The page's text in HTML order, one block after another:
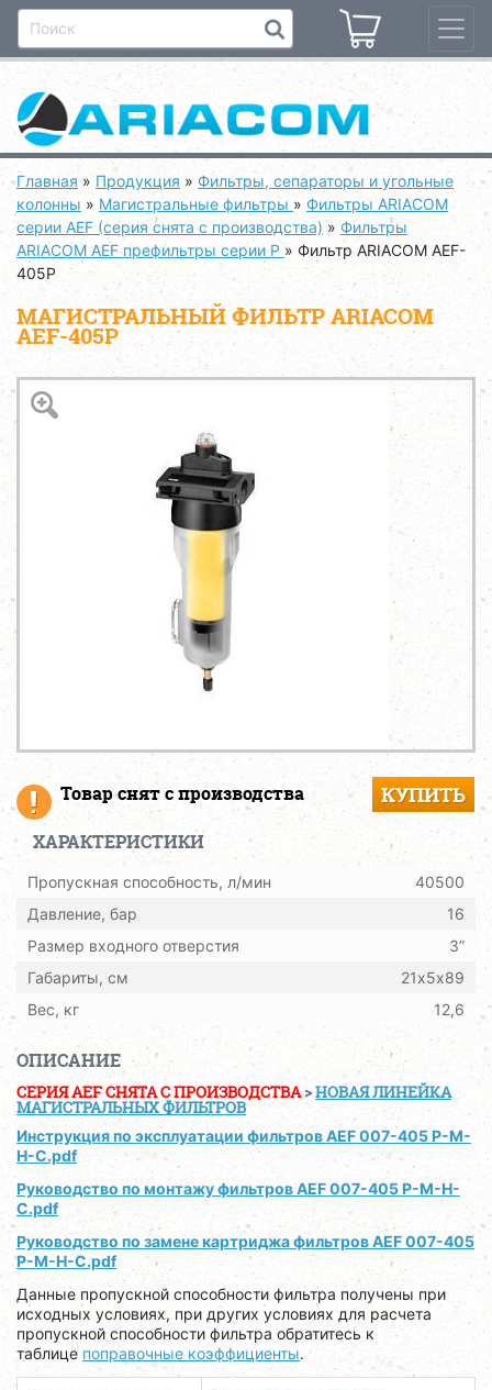
Главная » Продукция » Фильтры, сепараторы и угольные
колонны » Магистральные фильтры » Фильтры ARIACOM
серии AEF (серия снята с производства) » Фильтры
ARIACOM AEF префильтры серии P » Фильтр ARIACOM AEF-
405P
МАГИСТРАЛЬНЫЙ ФИЛЬТР ARIACOM
AEF-405P
Товар снят с производства КУПИТЬ
ХАРАКТЕРИСТИКИ
Пропускная способность, л/мин
40500
Давление, бар
16
Размер входного отверстия
3”
Габариты, см
21х5х89
Вес, кг
12,6
ОПИСАНИЕ
СЕРИЯ AEF CНЯТА С ПРОИЗВОДСТВА>НОВАЯ ЛИНЕЙКА
МАГИСТРАЛЬНЫХ ФИЛЬТРОВ
Инструкция по эксплуатации фильтров AEF 007-405 P-M-
H-C.pdf
Руководство по монтажу фильтров AEF 007-405 P-M-H-
C.pdf
Руководство по замене картриджа фильтров AEF 007-405
P-M-H-C.pdf
Данные пропускной способности фильтра получены при
исходных условиях, при других условиях для расчета
пропускной способности фильтра обратитесь к
таблице поправочные коэффициенты.